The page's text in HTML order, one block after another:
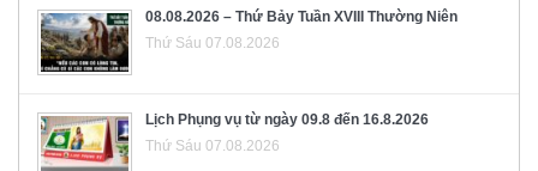
08.08.2026 – Thứ Bảy Tuần XVIII Thường Niên
Thứ Sáu 07.08.2026
Lịch Phụng vụ từ ngày 09.8 đến 16.8.2026
Thứ Sáu 07.08.2026